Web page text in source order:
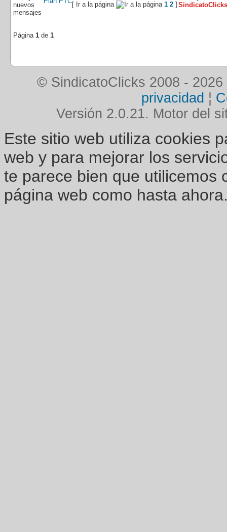
[ Ir a la página
1 2 ] SindicatoClicks
Página 1 de 1
© SindicatoClicks 2008 - 2026
privacidad ¦
Versión 2.0.21. Motor del
Este sitio web utiliza cookies
web y para mejorar los
te parece bien que utilicemos
página web como hasta